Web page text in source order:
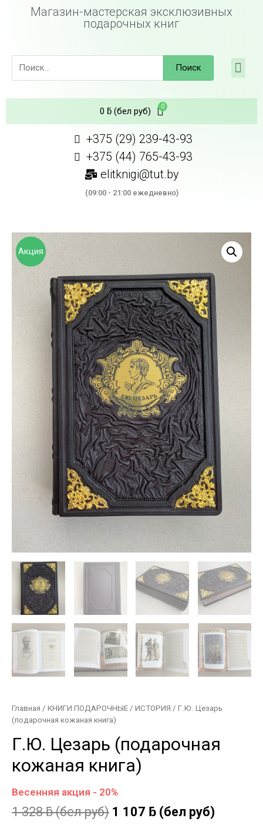
Магазин-мастерская эксклюзивных
подарочных книг
Поиск
0 ƃ(бел руб)
+375 (29) 239-43-93
+375 (44) 765-43-93
elitknigi@tut.by
(09:00 - 21:00 ежедневно)
Акция
Главная / КНИГИ ПОДАРОЧНЫЕ / ИСТОРИЯ / Г.Ю. Цезарь
(подарочная кожаная книга)
Г.Ю. Цезарь (подарочная
кожаная книга)
Весенняя акция - 20%
1 328ƃ(бел руб) 1 107 ƃ (бел руб)